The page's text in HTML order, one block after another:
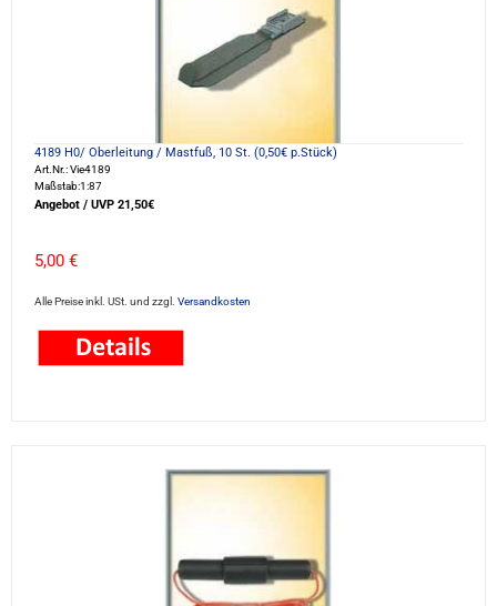
4189 H0/ Oberleitung / Mastfuß, 10 St. (0,50€ p.Stück)
Art.Nr.: Vie4189
Maßstab:1:87
Angebot / UVP 21,50€
5,00 €
Alle Preise inkl. USt. und zzgl. Versandkosten